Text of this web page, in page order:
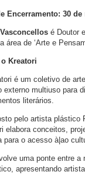
Encerramento: 30
é Doutor
área de ‘Arte e
Kreatori
é um coletivo de
externo multiuso para
literários.
pelo artista plástico
elabora conceitos,
para o acesso à|ao
uma ponte entre
apresentando